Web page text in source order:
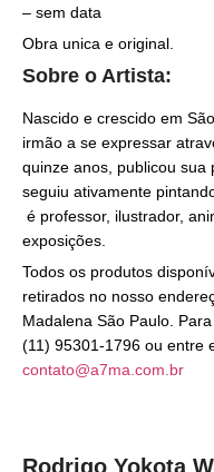
– sem data
Obra unica e original.
Sobre o Artista:
Nascido e crescido em
irmão a se expressar
quinze anos, publicou sua
seguiu ativamente
é professor, ilustrador,
exposições.
Todos os produtos
retirados no nosso
Madalena São Paulo.
(11) 95301-1796 ou entre
contato@a7ma.com.br
Rodrigo Yokota